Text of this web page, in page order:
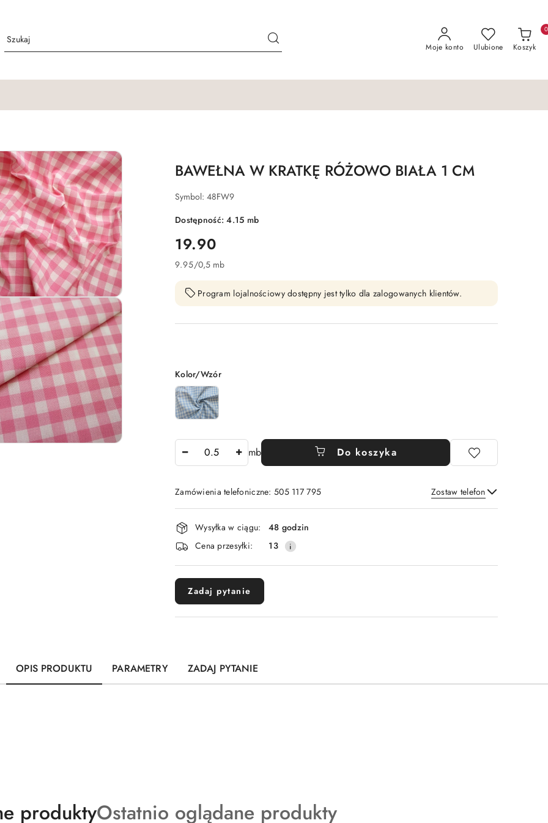
Moje konto Ulubione Koszyk
0
BAWEŁNA W KRATKĘ RÓŻOWO BIAŁA 1 CM
Symbol: 48FW9
Dostępność:4.15 mb
cena:
19.90
9.95/0,5 mb
Program lojalnościowy dostępny jest tylko dla zalogowanych klientów.
Wariant
Kolor/Wzór
mb Do koszyka
Zamówienia telefoniczne: 505 117 795 Zostaw telefon
Wyślij
Dostępność
i
dostawa
Wysyłka w ciągu:
48 godzin
Cena przesyłki:
13
Zadaj pytanie
OPIS PRODUKTU PARAMETRY ZADAJ PYTANIE
produktyProdukty
Ostatnio oglądane produkty